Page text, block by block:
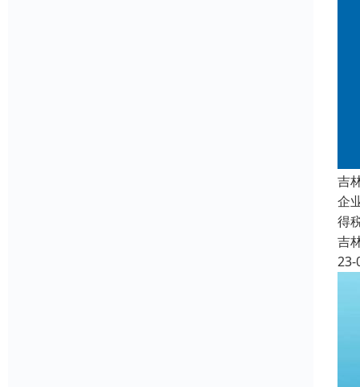
吉
企
得
吉
23-